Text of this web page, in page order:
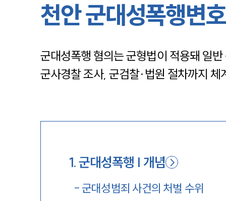
천안 군대성폭행변
군대성폭행 혐의는 군형법이 적용돼 일
군사경찰 조사, 군검찰·법원 절차까지 체
1.군대성폭행 | 개념
-군대성범죄 사건의 처벌 수위